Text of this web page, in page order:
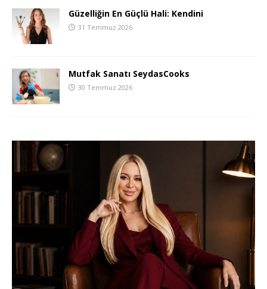
Güzelliğin En Güçlü Hali: Kendini
31 Temmuz 2026
Mutfak Sanatı SeydasCooks
30 Temmuz 2026